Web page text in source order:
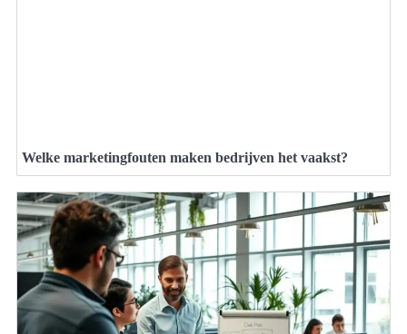
Welke marketingfouten maken bedrijven het vaakst?